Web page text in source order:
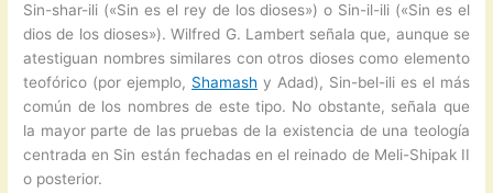
Sin-shar-ili («Sin es el rey de los dioses») o Sin-il-ili («Sin es el
dios de los dioses»). Wilfred G. Lambert señala que, aunque se
atestiguan nombres similares con otros dioses como elemento
teofórico (por ejemplo, Shamash y Adad), Sin-bel-ili es el más
común de los nombres de este tipo. No obstante, señala que
la mayor parte de las pruebas de la existencia de una teología
centrada en Sin están fechadas en el reinado de Meli-Shipak II
o posterior.